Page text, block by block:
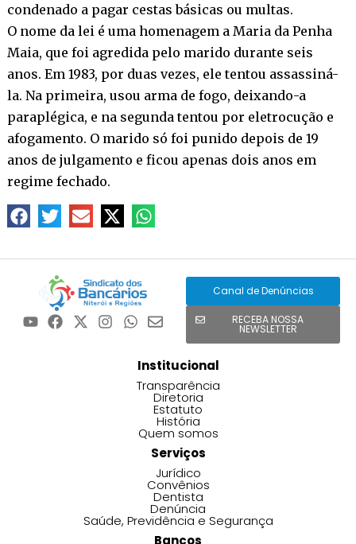
condenado a pagar cestas básicas ou multas.
O nome da lei é uma homenagem a Maria da Penha
Maia, que foi agredida pelo marido durante seis
anos. Em 1983, por duas vezes, ele tentou assassiná-
la. Na primeira, usou arma de fogo, deixando-a
paraplégica, e na segunda tentou por eletrocução e
afogamento. O marido só foi punido depois de 19
anos de julgamento e ficou apenas dois anos em
regime fechado.
Canal de Denúncias
RECEBA NOSSA
NEWSLETTER
Institucional
Transparência
Diretoria
Estatuto
História
Quem somos
Serviços
Jurídico
Convênios
Dentista
Denúncia
Saúde, Previdência e Segurança
Bancos